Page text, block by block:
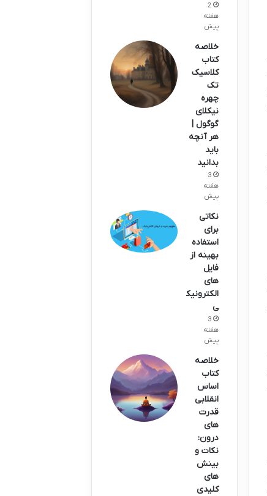
2
هفته
پیش
خلاصه
کتاب
کلاسیک
تک
چهره
نیکلای
گوگول |
هر آنچه
باید
بدانید
3
هفته
پیش
نکاتی
برای
استفاده
بهینه از
فایل
های
الکترونیک
ی
3
هفته
پیش
خلاصه
کتاب
اساس
انقلابی
قدرت
های
درون:
نکات و
بینش
های
کلیدی